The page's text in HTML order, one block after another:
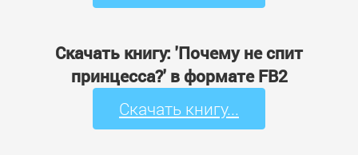
Скачать книгу: 'Почему не спит
принцесса?' в формате FB2
Скачать книгу...